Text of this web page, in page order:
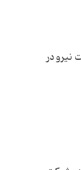
نیرو در